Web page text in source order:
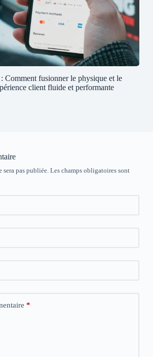
Comment fusionner le physique et le
client fluide et performante
sera pas publiée. Les champs obligatoires sont
*